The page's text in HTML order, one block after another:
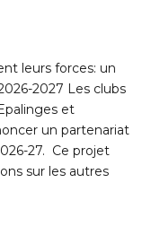
leurs forces: un
2027 Les clubs
et
un partenariat
27. Ce projet
sur les autres